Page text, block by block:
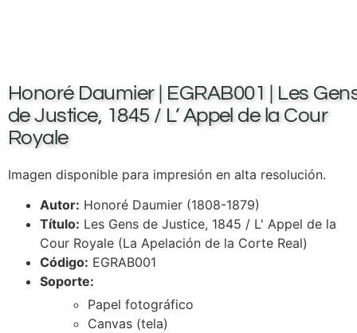
Honoré Daumier | EGRAB001 | Les
de Justice, 1845 / L’ Appel de la Cour
Royale
Imagen disponible para impresión en alta resolución.
Autor: Honoré Daumier (1808-1879)
Título: Les Gens de Justice, 1845 / L' Appel de la
Cour Royale (La Apelación de la Corte Real)
Código: EGRAB001
Soporte:
Papel fotográfico
Canvas (tela)